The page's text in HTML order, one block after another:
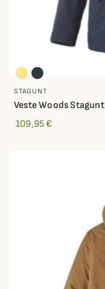
STAGUNT
Veste Woods Stagunt
109,95 €